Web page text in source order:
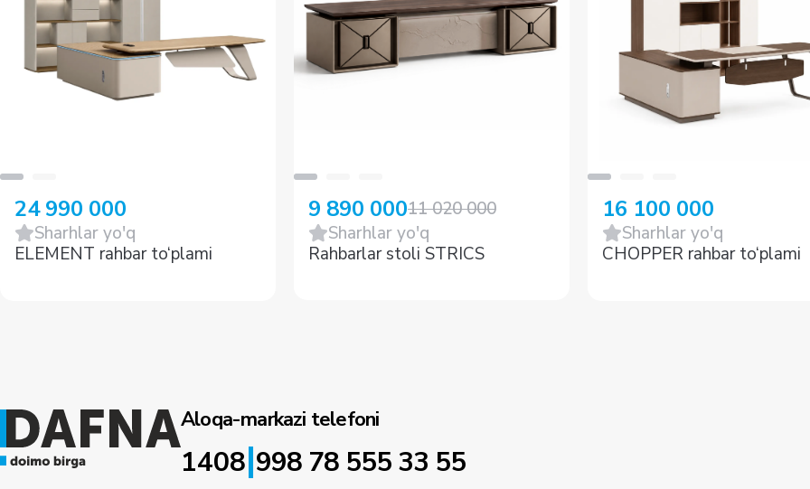
24 990 000
Sharhlar yo'q
ELEMENT rahbar to‘plami
9 890 00011 020 000
Sharhlar yo'q
Rahbarlar stoli STRICS
16 100 000
Sharhlar yo'q
CHOPPER rahbar to‘plami
Aloqa-markazi telefoni
1408|998 78 555 33 55